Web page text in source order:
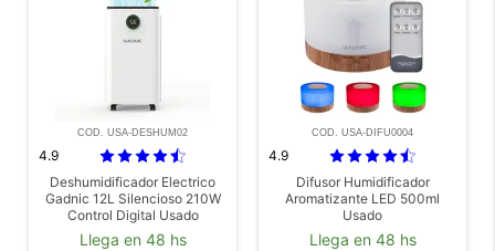
COD. USA-DESHUM02
4.9
Deshumidificador Electrico
Gadnic 12L Silencioso 210W
Control Digital Usado
Llega en 48 hs
COD. USA-DIFU0004
4.9
Difusor Humidificador
Aromatizante LED 500ml
Usado
Llega en 48 hs